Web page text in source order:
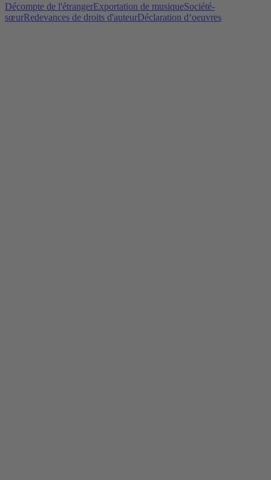
Décompte de l'étrangerExportation de musiqueSociété-
sœurRedevances de droits d'auteurDéclaration d‘oeuvres